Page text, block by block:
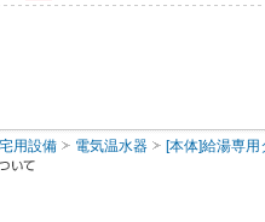
用設備 電気温水器 [本体]給湯専用